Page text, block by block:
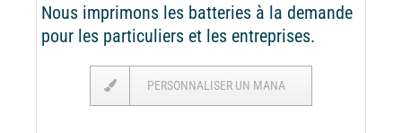
Nous imprimons les batteries à la demande
pour les particuliers et les entreprises.
PERSONNALISER UN MANA